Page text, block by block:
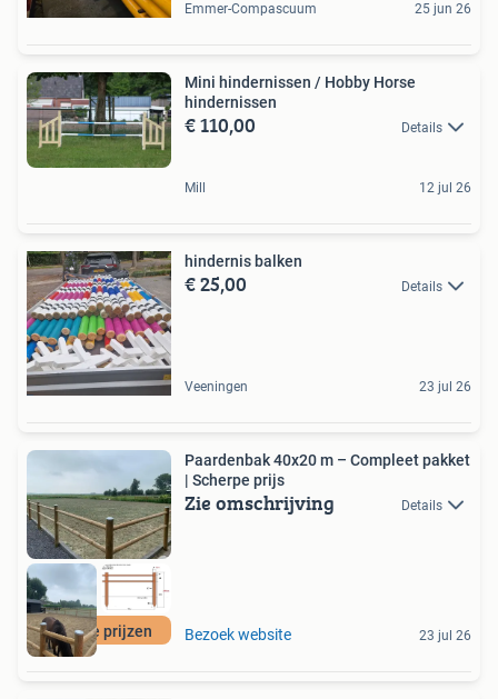
Emmer-Compascuum 25 jun 26
Mini hindernissen / Hobby Horse
hindernissen
€ 110,00 Details
Mill 12 jul 26
hindernis balken
€ 25,00 Details
Veeningen 23 jul 26
laagste prijzen
Paardenbak 40x20 m – Compleet pakket
| Scherpe prijs
Zie omschrijving Details
Bezoek website 23 jul 26